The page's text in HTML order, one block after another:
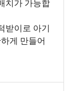
치가 가능합
받이로 아기
게 만들어